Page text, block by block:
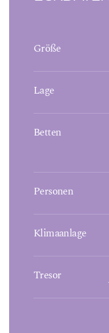
Größe
Lage
Betten
Personen
Klimaanlage
Tresor